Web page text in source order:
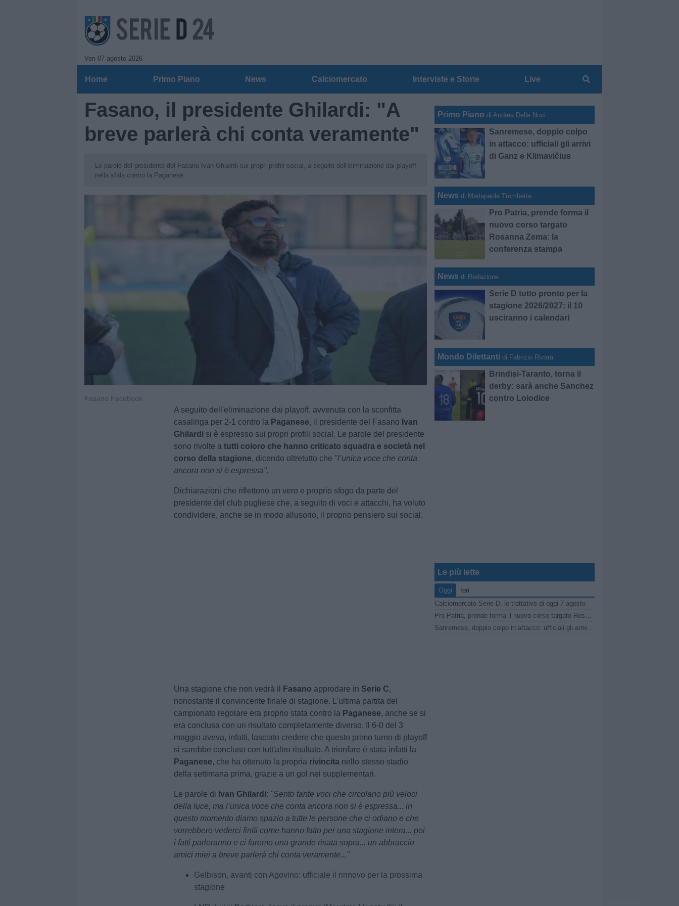
Ven 07 agosto 2026
Home Primo Piano News Calciomercato Interviste e Storie Live
Fasano, il presidente Ghilardi: "A
breve parlerà chi conta veramente"
Le parole del presidente del Fasano Ivan Ghialrdi sui propri profili social, a seguito dell'eliminazione dai playoff
nella sfida contro la Paganese.
Fasano Facebook
A seguito dell'eliminazione dai playoff, avvenuta con la sconfitta
casalinga per 2-1 contro la Paganese, il presidente del Fasano Ivan
Ghilardi si è espresso sui propri profili social. Le parole del presidente
sono rivolte atutti coloro che hanno criticato squadra e società nel
corso della stagione, dicendo oltretutto che "l’unica voce che conta
ancora non si è espressa".
Dichiarazioni che riflettono un vero e proprio sfogo da parte del
presidente del club pugliese che, a seguito di voci e attacchi, ha voluto
condividere, anche se in modo allusorio, il proprio pensiero sui social.
Una stagione che non vedrà il Fasano approdare in Serie C,
nonostante il convincente finale di stagione. L'ultima partita del
campionato regolare era proprio stata contro la Paganese, anche se si
era conclusa con un risultato completamente diverso. Il 6-0 del 3
maggio aveva, infatti, lasciato credere che questo primo turno di playoff
si sarebbe concluso con tutt'altro risultato. A trionfare è stata infatti la
Paganese, che ha ottenuto la propria rivincita nello stesso stadio
della settimana prima, grazie a un gol nei supplementari.
Le parole di Ivan Ghilardi: "Sento tante voci che circolano più veloci
della luce, ma l’unica voce che conta ancora non si è espressa... in
questo momento diamo spazio a tutte le persone che ci odiano e che
vorrebbero vederci finiti come hanno fatto per una stagione intera... poi
i fatti parleranno e ci faremo una grande risata sopra... un abbraccio
amici miei a breve parlerà chi conta veramente..."
Gelbison, avanti con Agovino: ufficiale il rinnovo per la prossima
stagione
Primo Piano di Andrea Delle Noci
Sanremese, doppio colpo
in attacco: ufficiali gli arrivi
di Ganz e Klimavičius
News di Mariapaola Trombetta
Pro Patria, prende forma il
nuovo corso targato
Rosanna Zema: la
conferenza stampa
News di Redazione
Serie D tutto pronto per la
stagione 2026/2027: il 10
usciranno i calendari
Mondo Dilettanti di Fabrizio Rivara
Brindisi-Taranto, torna il
derby: sarà anche Sanchez
contro Loiodice
Le più lette
Oggi
Ieri
Calciomercato Serie D, le trattative di oggi 7 agosto
Pro Patria, prende forma il nuovo corso targato Rosanna Zema: la conferenza stampa
Sanremese, doppio colpo in attacco: ufficiali gli arrivi di Ganz e Klimavičius